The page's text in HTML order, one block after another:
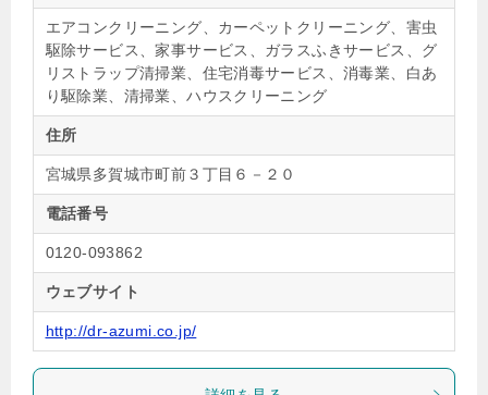
エアコンクリーニング、カーペットクリーニング、害虫
駆除サービス、家事サービス、ガラスふきサービス、グ
リストラップ清掃業、住宅消毒サービス、消毒業、白あ
り駆除業、清掃業、ハウスクリーニング
住所
宮城県多賀城市町前３丁目６－２０
電話番号
0120-093862
ウェブサイト
http://dr-azumi.co.jp/